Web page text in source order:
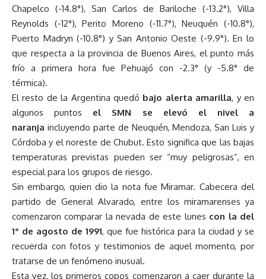
Chapelco (-14.8°), San Carlos de Bariloche (-13.2°), Villa
Reynolds (-12°), Perito Moreno (-11.7°), Neuquén (-10.8°),
Puerto Madryn (-10.8°) y San Antonio Oeste (-9.9°). En lo
que respecta a la provincia de Buenos Aires, el punto más
frío a primera hora fue Pehuajó con -2.3° (y -5.8° de
térmica).
El resto de la Argentina quedó bajo alerta amarilla, y en
algunos puntos el SMN se elevó el nivel a
naranja incluyendo parte de Neuquén, Mendoza, San Luis y
Córdoba y el noreste de Chubut. Esto significa que las bajas
temperaturas previstas pueden ser “muy peligrosas”, en
especial para los grupos de riesgo.
Sin embargo, quien dio la nota fue Miramar. Cabecera del
partido de General Alvarado, entre los miramarenses ya
comenzaron comparar la nevada de este lunes con la del
1° de agosto de 1991, que fue histórica para la ciudad y se
recuerda con fotos y testimonios de aquel momento, por
tratarse de un fenómeno inusual.
Esta vez, los primeros copos comenzaron a caer durante la